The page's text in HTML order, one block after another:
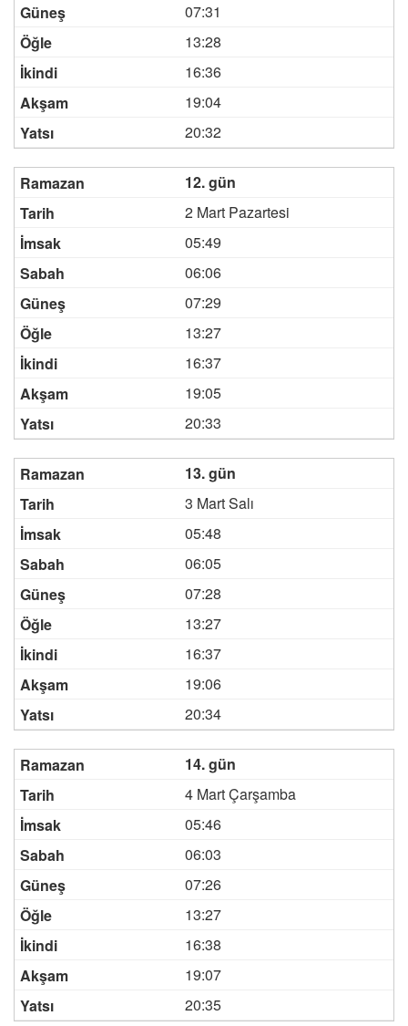
07:31
13:28
16:36
19:04
20:32
12. gün
2 Mart Pazartesi
05:49
06:06
07:29
13:27
16:37
19:05
20:33
13. gün
3 Mart Salı
05:48
06:05
07:28
13:27
16:37
19:06
20:34
14. gün
4 Mart Çarşamba
05:46
06:03
07:26
13:27
16:38
19:07
20:35